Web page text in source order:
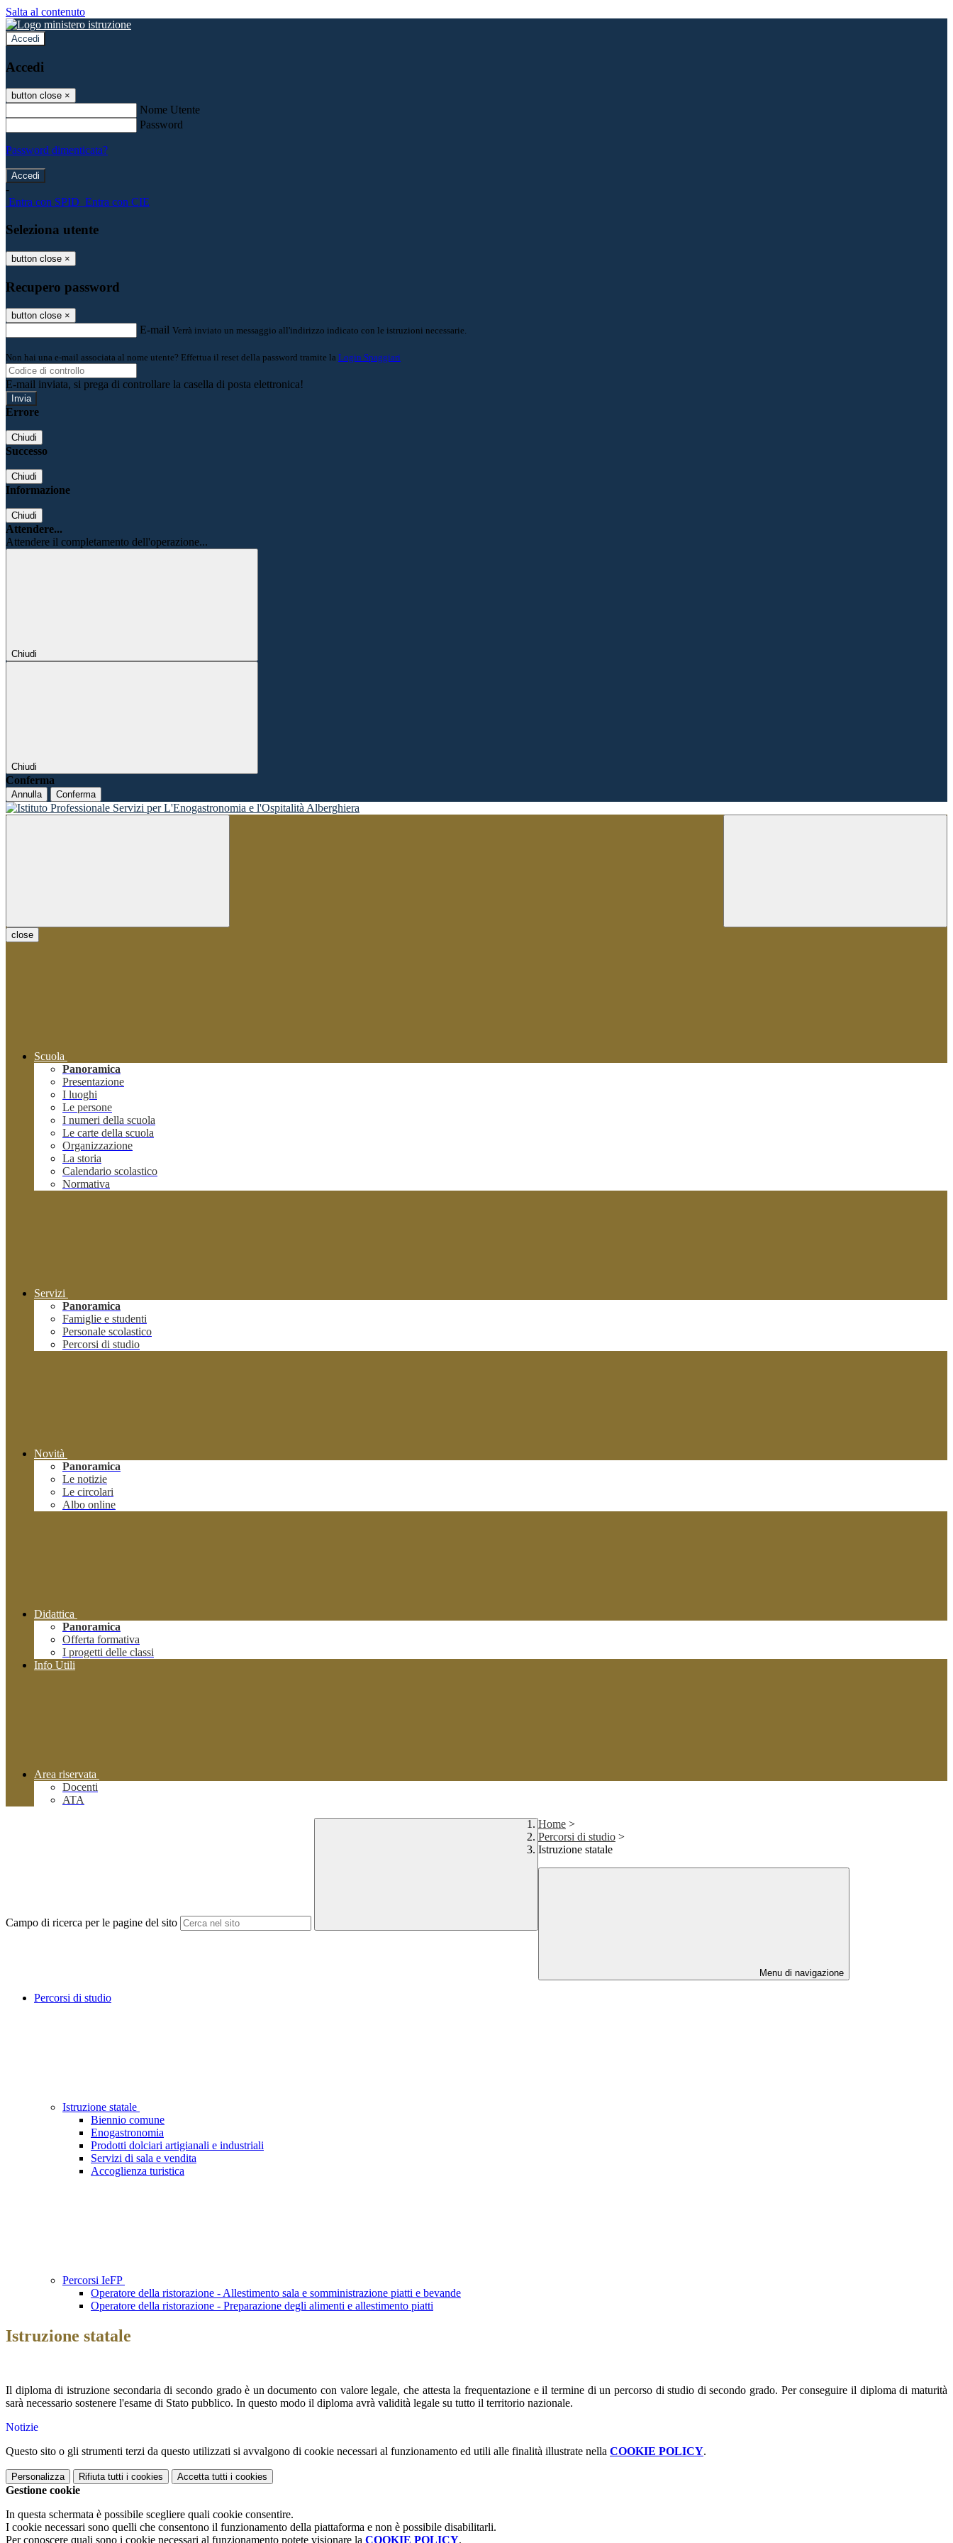
Salta al contenuto
Accedi
Accedi
button close ×
Nome Utente
Password
Password dimenticata?
-
Entra con SPID Entra con CIE
Seleziona utente
button close ×
Recupero password
button close ×
E-mail Verrà inviato un messaggio all'indirizzo indicato con le istruzioni necessarie.
Non hai una e-mail associata al nome utente? Effettua il reset della password tramite la Login Spaggiari
E-mail inviata, si prega di controllare la casella di posta elettronica!
Errore
Chiudi
Successo
Chiudi
Informazione
Chiudi
Attendere...
Attendere il completamento dell'operazione...
Chiudi
Chiudi
Conferma
Annulla Conferma
close
Scuola
Panoramica
Presentazione
I luoghi
Le persone
I numeri della scuola
Le carte della scuola
Organizzazione
La storia
Calendario scolastico
Normativa
Servizi
Panoramica
Famiglie e studenti
Personale scolastico
Percorsi di studio
Novità
Panoramica
Le notizie
Le circolari
Albo online
Didattica
Panoramica
Offerta formativa
I progetti delle classi
Info Utili
Area riservata
Docenti
ATA
Campo di ricerca per le pagine del sito
Home >
Percorsi di studio >
Istruzione statale
Menu di navigazione
Percorsi di studio
Istruzione statale
Biennio comune
Enogastronomia
Prodotti dolciari artigianali e industriali
Servizi di sala e vendita
Accoglienza turistica
Percorsi IeFP
Operatore della ristorazione - Allestimento sala e somministrazione piatti e bevande
Operatore della ristorazione - Preparazione degli alimenti e allestimento piatti
Istruzione statale
Il diploma di istruzione secondaria di secondo grado è un documento con valore legale, che attesta la frequentazione e il termine di un percorso di studio di secondo grado. Per conseguire il diploma di maturità
sarà necessario sostenere l'esame di Stato pubblico. In questo modo il diploma avrà validità legale su tutto il territorio nazionale.
Notizie
Questo sito o gli strumenti terzi da questo utilizzati si avvalgono di cookie necessari al funzionamento ed utili alle finalità illustrate nella COOKIE POLICY.
Personalizza Rifiuta tutti i cookies Accetta tutti i cookies
Gestione cookie
In questa schermata è possibile scegliere quali cookie consentire.
I cookie necessari sono quelli che consentono il funzionamento della piattaforma e non è possibile disabilitarli.
Per conoscere quali sono i cookie necessari al funzionamento potete visionare la COOKIE POLICY.